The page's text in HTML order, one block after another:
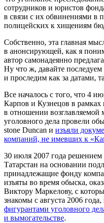
сотрудников и юристов
в связи с их обвинениями в
полицейских к хищениям
Собственно, эта главная
в анонсирующей, как я
автор самонадеянно
Ну что ж, давайте
и проследим как за датами,
Все началось с того, что 4
Карпов и Кузнецов в рамках
в отношении
уголовного дела провели
stone Dun­can и изъяли
компаний, не имевших к
30 июля 2007 года
Татарстан на основании
принадлежащие фонду
изъяты во время обыска,
Виктору Маркелову, с
знакомы с августа 2006 года,
фигурантами уголовного
и вымогательстве.